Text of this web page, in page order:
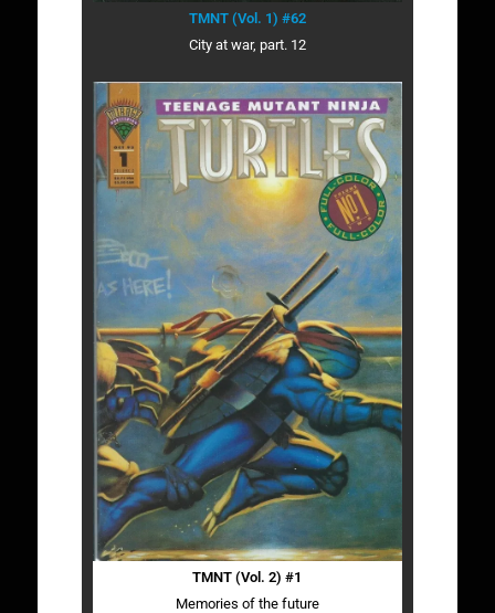
TMNT (Vol. 1) #62
City at war, part. 12
TMNT (Vol. 2) #1
Memories of the future